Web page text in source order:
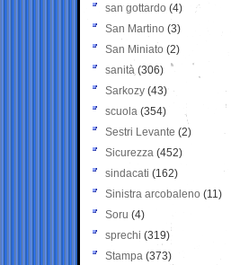
san gottardo (4)
San Martino (3)
San Miniato (2)
sanità (306)
Sarkozy (43)
scuola (354)
Sestri Levante (2)
Sicurezza (452)
sindacati (162)
Sinistra arcobaleno (11)
Soru (4)
sprechi (319)
Stampa (373)